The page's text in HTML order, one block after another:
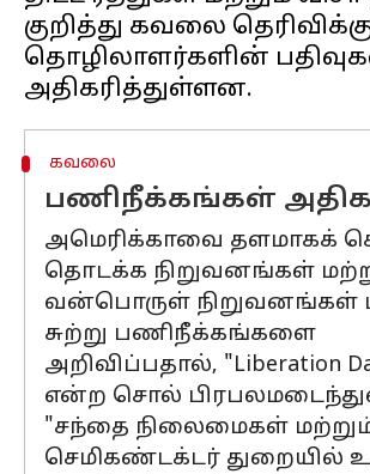
குறித்து கவலை
தொழிலாளர்களின்
கவலை
பணிநீக்கங்கள்
அமெரிக்காவை தளமாகக்
தொடக்க நிறுவனங்கள்
வன்பொருள் நிறுவனங்கள்
சுற்று பணிநீக்கங்களை
அறிவிப்பதால், "Liberation
என்ற சொல்
"சந்தை நிலைமைகள்
செமிகண்டக்டர் துறையில்